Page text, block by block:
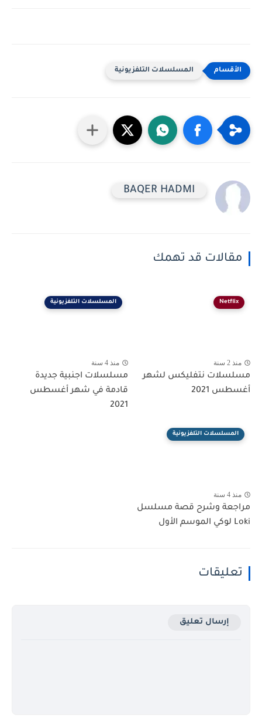
المسلسلات التلفزيونية
BAQER HADMI
مقالات قد تهمك
Netflix
منذ 2 سنة
مسلسلات نتفليكس لشهر
أغسطس 2021
المسلسلات التلفزيونية
منذ 4 سنة
مسلسلات اجنبية جديدة
قادمة في شهر أغسطس
2021
المسلسلات التلفزيونية
منذ 4 سنة
مراجعة وشرح قصة مسلسل
Loki لوكي الموسم الأول
تعليقات
إرسال تعليق